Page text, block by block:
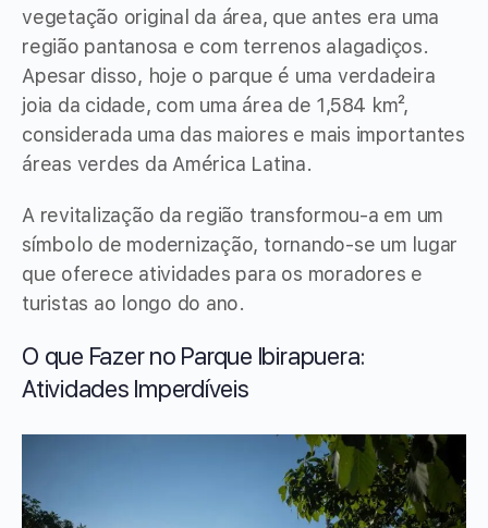
vegetação original da área, que antes era uma
região pantanosa e com terrenos alagadiços.
Apesar disso, hoje o parque é uma verdadeira
joia da cidade, com uma área de 1,584 km²,
considerada uma das maiores e mais importantes
áreas verdes da América Latina.
A revitalização da região transformou-a em um
símbolo de modernização, tornando-se um lugar
que oferece atividades para os moradores e
turistas ao longo do ano.
O que Fazer no Parque Ibirapuera:
Atividades Imperdíveis